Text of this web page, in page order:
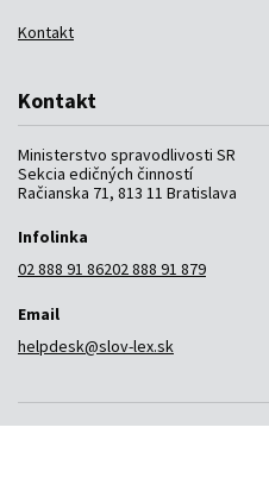
Kontakt
Kontakt
Ministerstvo spravodlivosti SR
Sekcia edičných činností
Račianska 71, 813 11 Bratislava
Infolinka
02 888 91 86202 888 91 879
Email
helpdesk@slov-lex.sk